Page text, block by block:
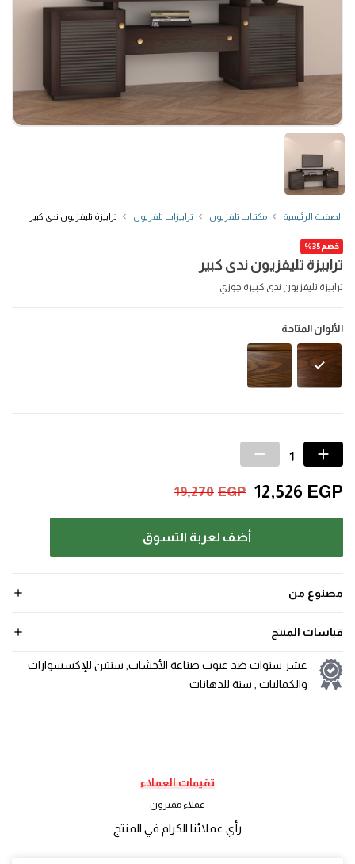
الصفحة الرئيسية مكتبات تلفزيون ترابيزات تلفزيون ترابيزة تليفزيون ندى كبير
ترابيزة تليفزيون ندى كبير
خصم35%
ترابيزة تليفزيون ندى كبيرة جوزي
الألوان المتاحة
19,270 EGP 12,526 EGP
أضف لعربة التسوق
مصنوع من
قياسات المنتج
عشر سنوات ضد عيوب صناعة الأخشاب, سنتين للإكسسوارات
والكماليات , سنة للدهانات
تقيمات العملاء
عملاء مميزون
رأي عملائنا الكرام في المنتج